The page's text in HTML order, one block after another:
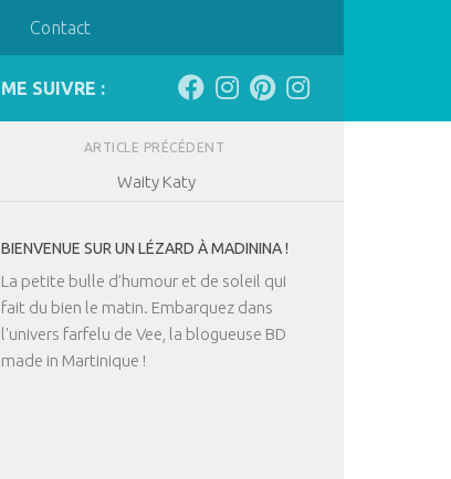
Contact
ME SUIVRE :
ARTICLE PRÉCÉDENT
Waity Katy
BIENVENUE SUR UN LÉZARD À MADININA !
La petite bulle d’humour et de soleil qui
fait du bien le matin. Embarquez dans
l'univers farfelu de Vee, la blogueuse BD
made in Martinique !